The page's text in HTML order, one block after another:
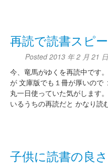
再読で読書スピ
Posted2013 年 2 月 21 日
今、竜馬がゆくを再読中です
が 文庫版でも１冊が厚いので
丸一日使っていた気がします
いるうちの再読だと かなり
子供に読書の良